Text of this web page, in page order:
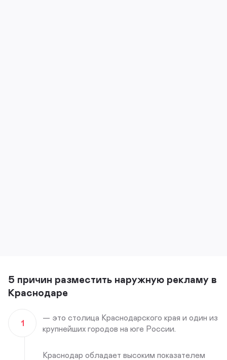
5 причин разместить наружную рекламу в
Краснодаре
1
— это столица Краснодарского края и один из
крупнейших городов на юге России.
Краснодар обладает высоким показателем